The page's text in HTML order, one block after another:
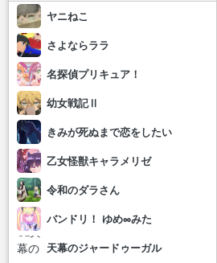
ヤニねこ
さよならララ
名探偵プリキュア！
幼女戦記Ⅱ
きみが死ぬまで恋をしたい
乙女怪獣キャラメリゼ
令和のダラさん
バンドリ！ ゆめ∞みた
天幕のジャードゥーガル